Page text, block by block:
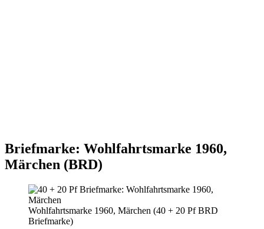
Briefmarke: Wohlfahrtsmarke 1960,
Märchen (BRD)
Wohlfahrtsmarke 1960, Märchen (40 + 20 Pf BRD
Briefmarke)